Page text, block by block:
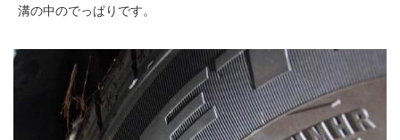
溝の中のでっぱりです。